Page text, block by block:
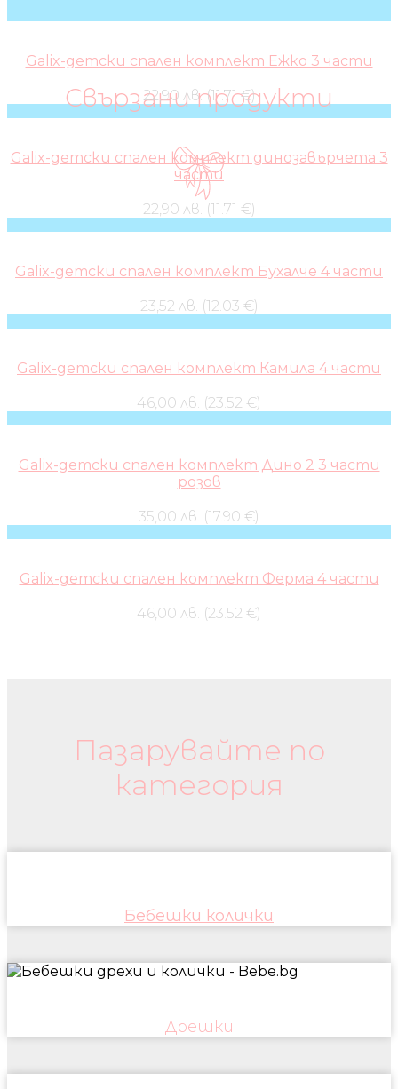
Свързани продукти
Galix-детски спален комплект Ежко 3 части
22,90 лв. (11.71 €)
Galix-детски спален комплект динозавърчета 3
части
22,90 лв. (11.71 €)
Galix-детски спален комплект Бухалче 4 части
23,52 лв. (12.03 €)
Galix-детски спален комплект Камила 4 части
46,00 лв. (23.52 €)
Galix-детски спален комплект Дино 2 3 части
розов
35,00 лв. (17.90 €)
Galix-детски спален комплект Ферма 4 части
46,00 лв. (23.52 €)
Пазарувайте по
категория
Бебешки колички
Дрешки